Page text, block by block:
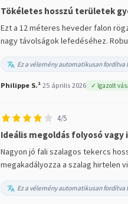
Tökéletes hosszú területek
Ezt a 12 méteres heveder falon
nagy távolságok lefedéséhez.
Ez a vélemény automatikusan fordítva
Philippe S.²·25 április 2026 ✓ Igazolt
4/5
Ideális megoldás folyosó
Nagyon jó fali szalagos tekercs
megakadályozza a szalag hirtelen
Ez a vélemény automatikusan fordítva